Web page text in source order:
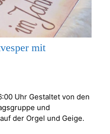
mit
Uhr Gestaltet von den
und
der Orgel und Geige.